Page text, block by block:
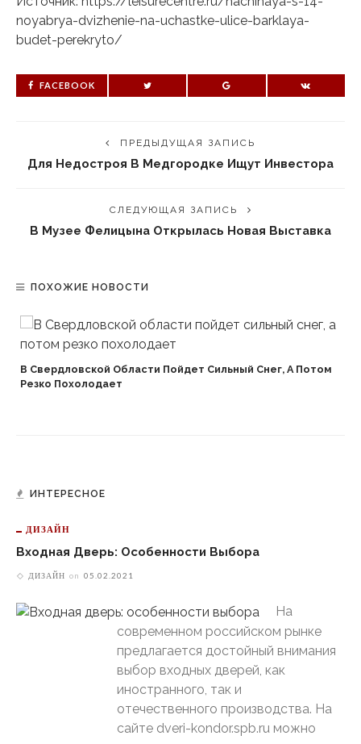
noyabrya-dvizhenie-na-uchastke-ulice-barklaya-
budet-perekryto/
FACEBOOK
ПРЕДЫДУЩАЯ ЗАПИСЬ
Для Недостроя В Медгородке Ищут Инвестора
СЛЕДУЮЩАЯ ЗАПИСЬ
В Музее Фелицына Открылась Новая Выставка
ПОХОЖИЕ НОВОСТИ
В Свердловской Области Пойдет Сильный Снег, А Потом
Резко Похолодает
ИНТЕРЕСНОЕ
ДИЗАЙН
Входная Дверь: Особенности Выбора
ДИЗАЙН on 05.02.2021
На
современном российском рынке
предлагается достойный внимания
выбор входных дверей, как
иностранного, так и
отечественного производства. На
сайте dveri-kondor.spb.ru можно